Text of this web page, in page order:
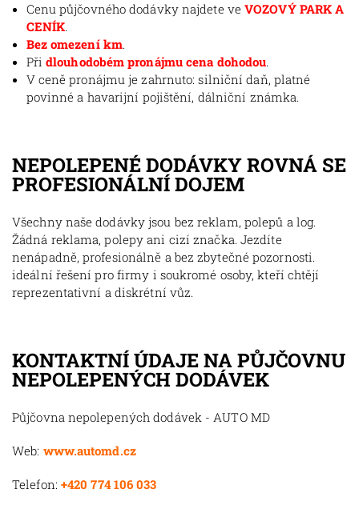
Cenu půjčovného dodávky najdete veVOZOVÝ PARK A
CENÍK.
Bez omezení km.
Při dlouhodobém pronájmu cena dohodou.
V ceně pronájmu je zahrnuto: silniční daň, platné
povinné a havarijní pojištění, dálniční známka.
NEPOLEPENÉ DODÁVKY ROVNÁ SE
PROFESIONÁLNÍ DOJEM
Všechny naše dodávky jsou bez reklam, polepů a log.
Žádná reklama, polepy ani cizí značka. Jezdíte
nenápadně, profesionálně a bez zbytečné pozornosti.
ideální řešení pro firmy i soukromé osoby, kteří chtějí
reprezentativní a diskrétní vůz.
KONTAKTNÍ ÚDAJE NA PŮJČOVNU
NEPOLEPENÝCH DODÁVEK
Půjčovna nepolepených dodávek - AUTO MD
Web: www.automd.cz
Telefon: +420 774 106 033